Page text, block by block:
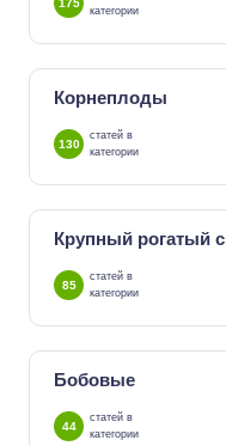
категории
Корнеплоды
130
статей в
категории
Крупный рогатый
85
статей в
категории
Бобовые
44
статей в
категории